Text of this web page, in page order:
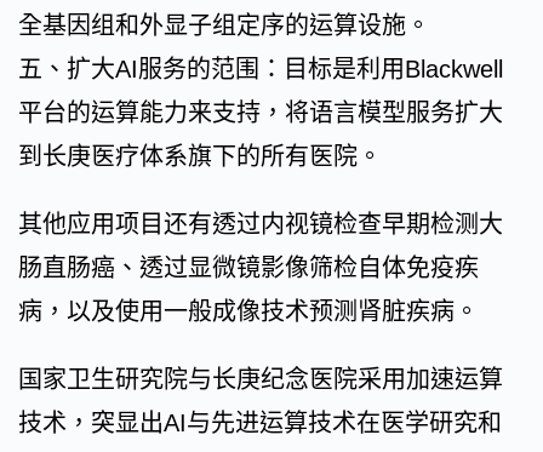
全基因组和外显子组定序的运算设施。
五、扩大AI服务的范围：目标是利用Blackwell
平台的运算能力来支持，将语言模型服务扩大
到长庚医疗体系旗下的所有医院。
其他应用项目还有透过内视镜检查早期检测大
肠直肠癌、透过显微镜影像筛检自体免疫疾
病，以及使用一般成像技术预测肾脏疾病。
国家卫生研究院与长庚纪念医院采用加速运算
技术，突显出AI与先进运算技术在医学研究和